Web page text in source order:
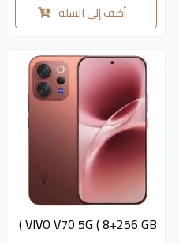
أضف إلى السلة
VIVO V70 5G ( 8+256 GB )